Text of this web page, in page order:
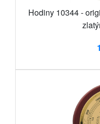
Hodiny 10344 -